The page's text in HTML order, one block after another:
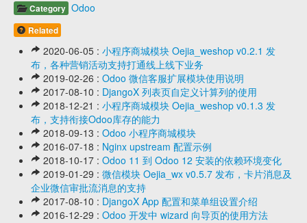
Category Odoo
Related
2020-06-05 : 小程序商城模块 Oejia_weshop v0.2.1 发
布，各种营销活动支持打通线上线下业务
2019-02-26 : Odoo 微信客服扩展模块使用说明
2017-08-10 : DjangoX 列表页自定义计算列的使用
2018-12-21 : 小程序商城模块 Oejia_weshop v0.1.3 发
布，支持衔接Odoo库存的能力
2018-09-13 : Odoo 小程序商城模块
2016-07-18 : Nginx upstream 配置示例
2018-10-17 : Odoo 11 到 Odoo 12 安装的依赖环境变化
2019-01-29 : 微信模块 Oejia_wx v0.5.7 发布，卡片消息及
企业微信审批流消息的支持
2017-08-10 : DjangoX App 配置和菜单组设置介绍
2016-12-29 : Odoo 开发中 wizard 向导页的使用方法